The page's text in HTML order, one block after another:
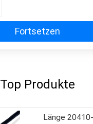
Fortsetzen
Top Produkte
Länge 20410-020T SGC